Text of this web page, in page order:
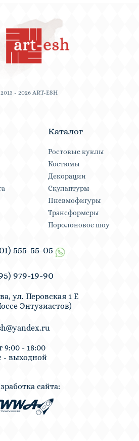
- 2026 ART-ESH
Каталог
Ростовые куклы
Костюмы
Декорации
Скульптуры
Пневмофигуры
Трансформеры
Поролоновое шоу
555-55-05
979-19-90
ул. Перовская 1 Е
Энтузиастов)
9:00 - 18:00
- выходной
сайта: